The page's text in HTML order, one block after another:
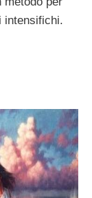
intensifichi.